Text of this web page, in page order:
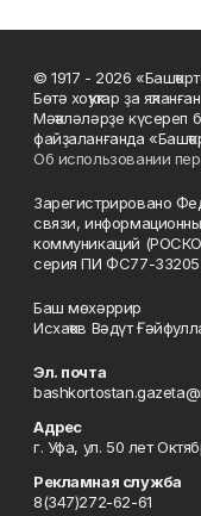
© 1917 - 2026
Бөтә хоҡуҡтар ҙа
Мәҡәләләрҙе күсереп
файҙаланғанда
Об использовании
Зарегистрировано
связи,
коммуникаций
серия ПИ ФС77-33205
Баш мөхәррир
Исхаҡов Вәдүт
Эл. почта
Адрес
г. Уфа, ул. 50 лет
Рекламная служба
8(347)272-62-61